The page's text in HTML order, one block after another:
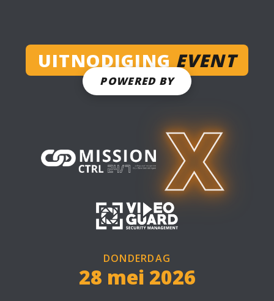
UITNODIGING EVENT
POWERED BY
X
DONDERDAG
28 mei 2026